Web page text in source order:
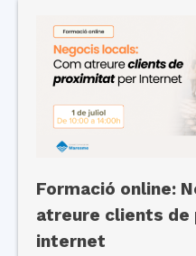
Formació online:
atreure clients
internet